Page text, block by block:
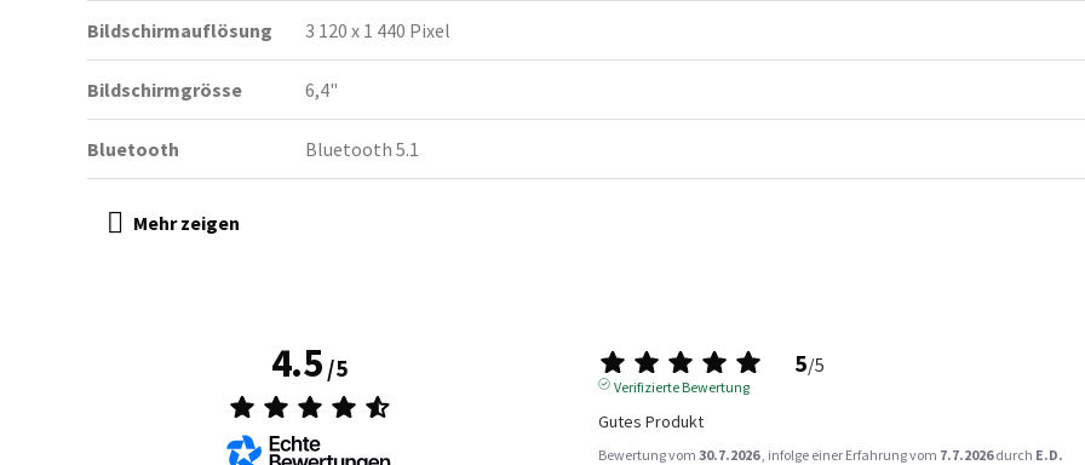
Bildschirmauflösung 3 120 x 1 440 Pixel
Bildschirmgrösse 6,4"
Bluetooth Bluetooth 5.1
4.5/5 5/5
Verifizierte Bewertung
Gutes Produkt
Bewertung vom30.7.2026 , infolge einer Erfahrung vom 7.7.2026durch E.D.